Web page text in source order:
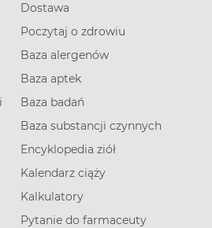
Dostawa
Poczytaj o zdrowiu
Baza alergenów
Baza aptek
Baza badań
Baza substancji czynnych
Encyklopedia ziół
Kalendarz ciąży
Kalkulatory
Pytanie do farmaceuty